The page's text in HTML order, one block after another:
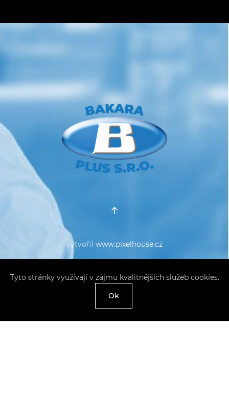
vytvořil www.pixelhouse.cz
Tyto stránky využívají v zájmu kvalitnějších služeb cookies.
Ok